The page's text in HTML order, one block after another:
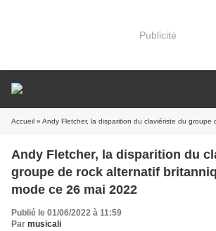
Publicité
Accueil » Andy Fletcher, la disparition du claviériste du groupe de rock alternatif
Andy Fletcher, la disparition du
groupe de rock alternatif
mode ce 26 mai 2022
Publié le 01/06/2022 à 11:59
Par musicali